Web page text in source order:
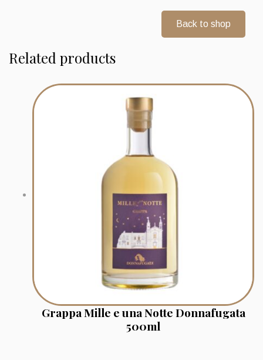
Back to shop
Related products
Grappa Mille e una Notte Donnafugata
500ml